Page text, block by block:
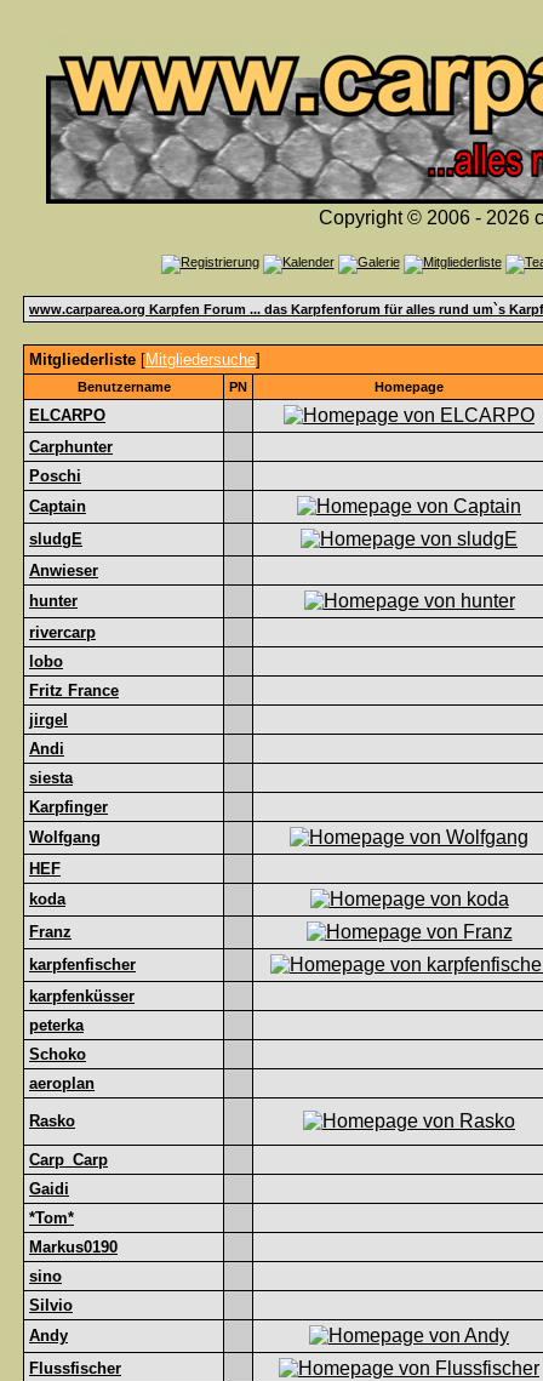
Copyright © 2006 - 2026
www.carparea.org Karpfen Forum ... das Karpfenforum für alles rund um`s
Mitgliederliste [Mitgliedersuche]
Benutzername PN Homepage
ELCARPO
Carphunter
Poschi
Captain
sludgE
Anwieser
hunter
rivercarp
lobo
Fritz France
jirgel
Andi
siesta
Karpfinger
Wolfgang
HEF
koda
Franz
karpfenfischer
karpfenküsser
peterka
Schoko
aeroplan
Rasko
Carp_Carp
Gaidi
*Tom*
Markus0190
sino
Silvio
Andy
Flussfischer